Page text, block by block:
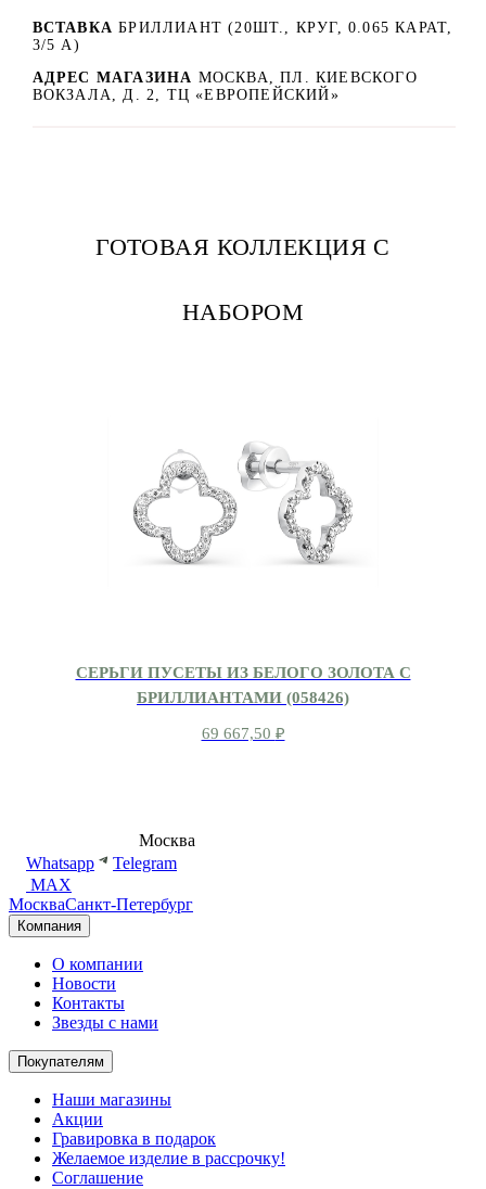
ВСТАВКА БРИЛЛИАНТ (20ШТ., КРУГ, 0.065 КАРАТ,
3/5 А)
АДРЕС МАГАЗИНА МОСКВА, ПЛ. КИЕВСКОГО
ВОКЗАЛА, Д. 2, ТЦ «ЕВРОПЕЙСКИЙ»
ГОТОВАЯ КОЛЛЕКЦИЯ С
НАБОРОМ
СЕРЬГИ ПУСЕТЫ ИЗ БЕЛОГО ЗОЛОТА С
БРИЛЛИАНТАМИ (058426)
69 667,50 ₽
Москва
Whatsapp
Telegram
MAX
МоскваСанкт-Петербург
Компания
О компании
Новости
Контакты
Звезды с нами
Покупателям
Наши магазины
Акции
Гравировка в подарок
Желаемое изделие в рассрочку!
Соглашение